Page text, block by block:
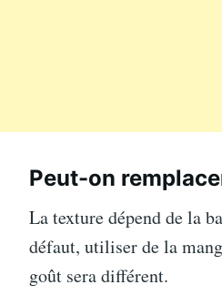
Peut-on
La texture dépend de la
défaut, utiliser de la
goût sera différent.